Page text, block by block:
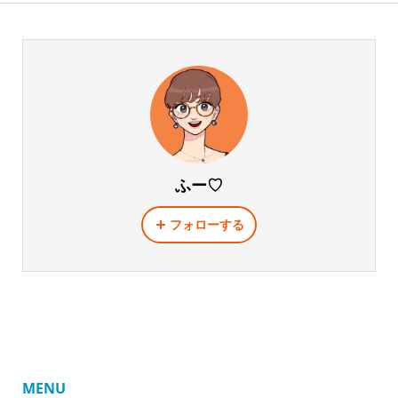
ふー♡
フォローする
MENU